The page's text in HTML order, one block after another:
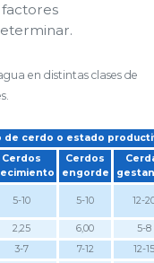
en distintas clases de
de cerdo o estado
Cerdos
Cerdos
engorde
5-10 5-10 12-
2,25 6,00
5-8
3-7 7-12
12-15